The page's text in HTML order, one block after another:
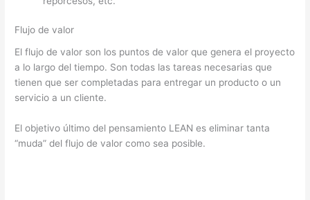
Flujo de valor
El flujo de valor son los puntos de valor que genera el proyecto
a lo largo del tiempo. Son todas las tareas necesarias que
tienen que ser completadas para entregar un producto o un
servicio a un cliente.
El objetivo último del pensamiento LEAN es eliminar tanta
“muda” del flujo de valor como sea posible.